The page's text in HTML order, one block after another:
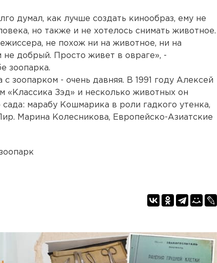
думал, как лучше создать кинообраз, ему не
но также и не хотелось снимать животное.
не похож ни на животное, ни на
не добрый. Просто живет в овраге», -
зоопарка.
с зоопарком - очень давняя. В 1991 году Алексей
«Классика Зэд» и несколько животных он
сада: марабу Кошмарика в роли гадкого утенка,
Марина Колесникова, Европейско-Азиатские